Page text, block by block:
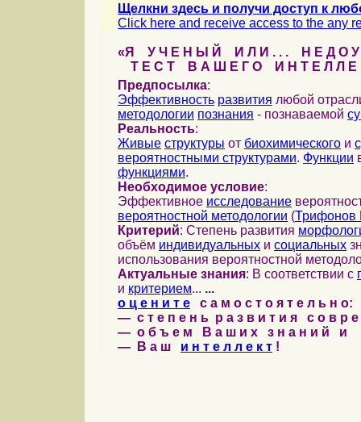
Щелкни здесь и получи доступ к
Click here and receive access to the any
«Я У Ч Е Н Ы Й И Л И . . . Н Е Д О У
Т Е С Т В А Ш Е Г О И Н Т Е Л Л Е
Предпосылка:
Эффективность развития любой
методологии познания - познаваемой
Реальность:
Живые структуры от биохимического и
вероятностными структурами. Функции
функциями.
Необходимое условие:
Эффективное исследование
вероятностной методологии (Трифонов
Критерий: Степень развития
объём индивидуальных и социальных
использования вероятностной
Актуальные знания: В соответствии с
и критерием... ...
о ц е н и т е с а м о с т о я т е л ь н о:
— с т е п е н ь р а з в и т и я с о в р
— о б ъ е м В а ш и х з н а н и й и
— В а ш и н т е л л е к т !